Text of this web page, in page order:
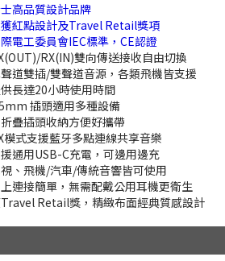
高品質設計品牌
紅點設計及Travel Retail獎項
電工委員會IEC標準，CE認證
RX(IN)雙向傳送接收自由切換
道雙插/雙聲道音源，各類飛機皆支援
長達20小時使用時間
插頭適用多種設備
疊插頭收納方便好攜帶
模式支援藍牙多點連線共享音樂
通用USB-C充電，可邊用邊充
、飛機/汽車/傳統音響皆可使用
連接簡單，無需配戴公用耳機更衛生
Retail獎，精緻布面經典質感設計